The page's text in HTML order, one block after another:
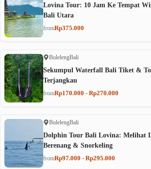
Lovina Tour: 10 Jam Ke Tempat
Bali Utara
fromRp375.000
BulelengBali
Sekumpul Waterfall Bali Tiket &
Terjangkau
fromRp170.000 - Rp270.000
BulelengBali
Dolphin Tour Bali Lovina: Melihat
Berenang & Snorkeling
fromRp97.000 - Rp295.000